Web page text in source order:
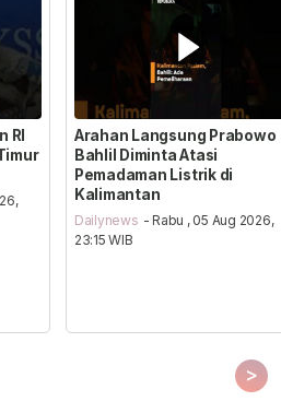
RI
Arahan Langsung Prabowo
Bahlil Diminta Atasi
Pemadaman Listrik di
Kalimantan
Dailynews - Rabu , 05 Aug 2026,
23:15 WIB
>